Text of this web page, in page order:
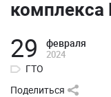
комплекса
29 февраля
2024
ГТО
Поделиться